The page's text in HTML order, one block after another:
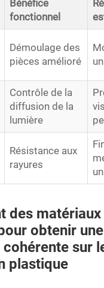
Bénéfice
fonctionnel
Démoulage des
pièces amélioré
Contrôle de la
diffusion de la
lumière
Résistance aux
rayures
des
obtenir une
sur
plastique